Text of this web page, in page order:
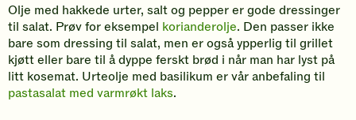
Olje med hakkede urter, salt og pepper er gode dressinger
til salat. Prøv for eksempel korianderolje. Den passer ikke
bare som dressing til salat, men er også ypperlig til grillet
kjøtt eller bare til å dyppe ferskt brød i når man har lyst på
litt kosemat. Urteolje med basilikum er vår anbefaling til
pastasalat med varmrøkt laks.